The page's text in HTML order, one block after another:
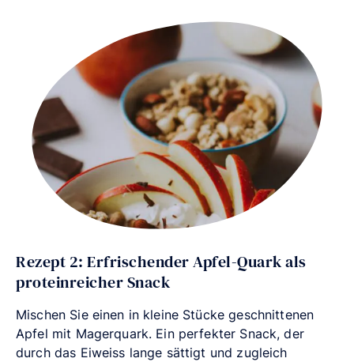
Rezept 2: Erfrischender Apfel-Quark als
proteinreicher Snack
Mischen Sie einen in kleine Stücke geschnittenen
Apfel mit Magerquark. Ein perfekter Snack, der
durch das Eiweiss lange sättigt und zugleich